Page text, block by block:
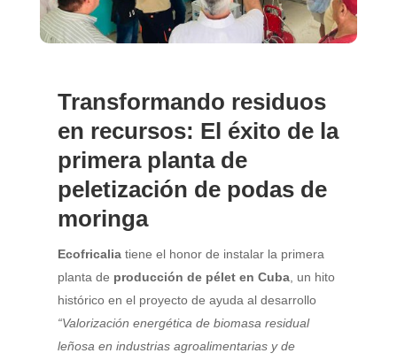
Transformando residuos
en recursos: El éxito de la
primera planta de
peletización de podas de
moringa
Ecofricalia tiene el honor de instalar la primera
planta de producción de pélet en Cuba, un hito
histórico en el proyecto de ayuda al desarrollo
“Valorización energética de biomasa residual
leñosa en industrias agroalimentarias y de